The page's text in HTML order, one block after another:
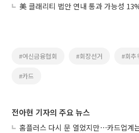
#여신금융협회 #회장선거 #회추
#카드
전아현 기자의 주요 뉴스
홈플러스 다시 문 열었지만⋯카드업계